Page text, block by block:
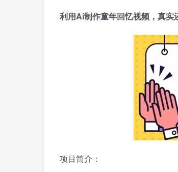
利用Ai制作童年回忆视频，真实
项目简介：